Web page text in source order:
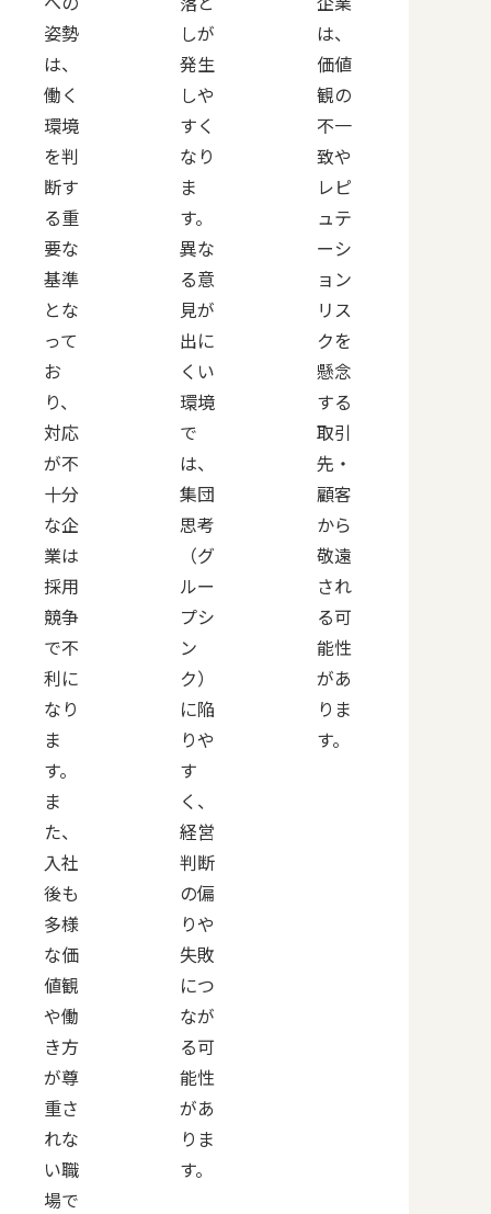
姿勢
は、
働く
環境
を判
断す
る重
要な
基準
とな
って
お
り、
対応
が不
十分
な企
業は
採用
競争
で不
利に
なり
ま
す。
ま
た、
入社
後も
多様
な価
値観
や働
き方
が尊
重さ
れな
い職
場で
しが
発生
しや
すく
なり
ま
す。
異な
る意
見が
出に
くい
環境
で
は、
集団
思考
（グ
ルー
プシ
ン
ク）
に陥
りや
す
く、
経営
判断
の偏
りや
失敗
につ
なが
る可
能性
があ
りま
す。
は、
価値
観の
不一
致や
レピ
ュテ
ーシ
ョン
リス
クを
懸念
する
取引
先・
顧客
から
敬遠
され
る可
能性
があ
りま
す。